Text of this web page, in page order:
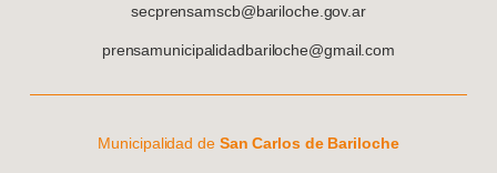
secprensamscb@bariloche.gov.ar
prensamunicipalidadbariloche@gmail.com
Municipalidad deSan Carlos de Bariloche